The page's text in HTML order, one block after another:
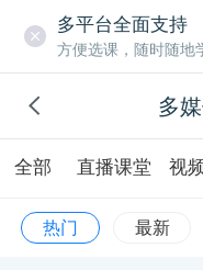
多平台全面支持
方便选课，随时随地
多
全部 直播课堂 视
热门 最新